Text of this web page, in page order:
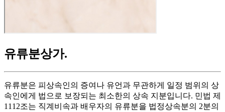
유류분상가.
유류분은 피상속인의 증여나 유언과 무관하게 일정 범위의 상
속인에게 법으로 보장되는 최소한의 상속 지분입니다. 민법 제
1112조는 직계비속과 배우자의 유류분을 법정상속분의 2분의